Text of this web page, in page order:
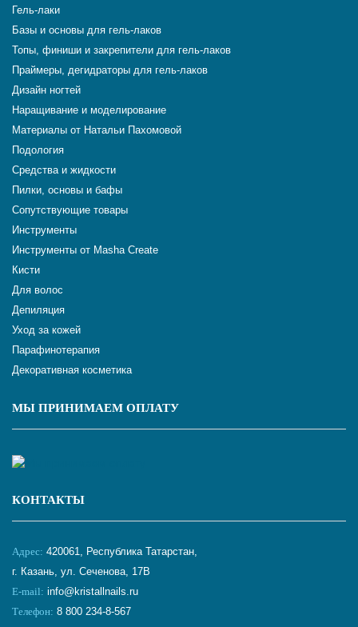
Гель-лаки
Базы и основы для гель-лаков
Топы, финиши и закрепители для гель-лаков
Праймеры, дегидраторы для гель-лаков
Дизайн ногтей
Наращивание и моделирование
Материалы от Натальи Пахомовой
Подология
Средства и жидкости
Пилки, основы и бафы
Сопутствующие товары
Инструменты
Инструменты от Masha Create
Кисти
Для волос
Депиляция
Уход за кожей
Парафинотерапия
Декоративная косметика
МЫ ПРИНИМАЕМ ОПЛАТУ
КОНТАКТЫ
Адрес: 420061, Республика Татарстан,
г. Казань, ул. Сеченова, 17В
E-mail: info@kristallnails.ru
Телефон: 8 800 234-8-567